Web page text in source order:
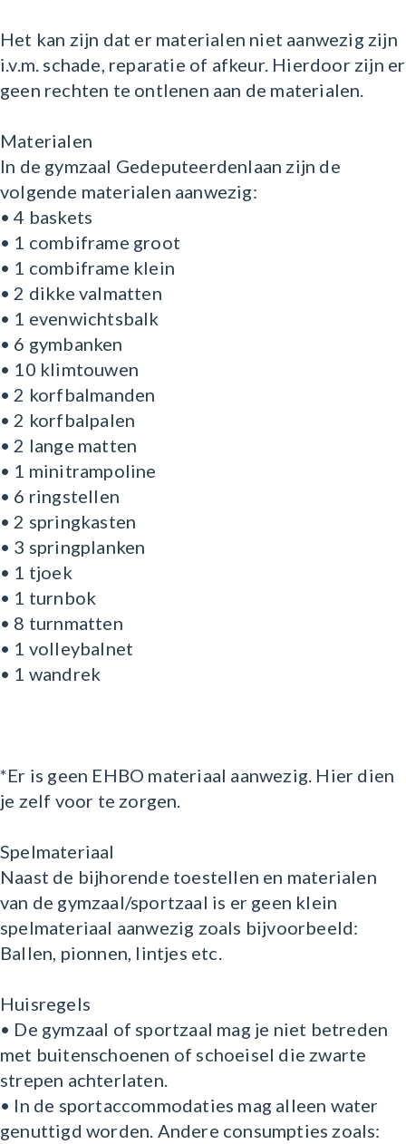
Het kan zijn dat er materialen niet aanwezig zijn
i.v.m. schade, reparatie of afkeur. Hierdoor zijn er
geen rechten te ontlenen aan de materialen.
Materialen
In de gymzaal Gedeputeerdenlaan zijn de
volgende materialen aanwezig:
• 4 baskets
• 1 combiframe groot
• 1 combiframe klein
• 2 dikke valmatten
• 1 evenwichtsbalk
• 6 gymbanken
• 10 klimtouwen
• 2 korfbalmanden
• 2 korfbalpalen
• 2 lange matten
• 1 minitrampoline
• 6 ringstellen
• 2 springkasten
• 3 springplanken
• 1 tjoek
• 1 turnbok
• 8 turnmatten
• 1 volleybalnet
• 1 wandrek
*Er is geen EHBO materiaal aanwezig. Hier dien
je zelf voor te zorgen.
Spelmateriaal
Naast de bijhorende toestellen en materialen
van de gymzaal/sportzaal is er geen klein
spelmateriaal aanwezig zoals bijvoorbeeld:
Ballen, pionnen, lintjes etc.
Huisregels
• De gymzaal of sportzaal mag je niet betreden
met buitenschoenen of schoeisel die zwarte
strepen achterlaten.
• In de sportaccommodaties mag alleen water
genuttigd worden. Andere consumpties zoals: